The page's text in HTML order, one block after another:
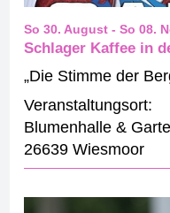
Schlager Kaffee in
So 30. August- So 08.
Veranstaltungsort:
Blumenhalle &
26639 Wiesmoor
„Die Stimme der